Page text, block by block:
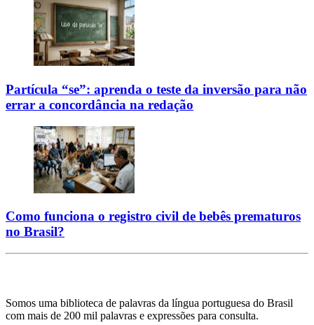
Partícula “se”: aprenda o teste da inversão para não
errar a concordância na redação
Como funciona o registro civil de bebês prematuros
no Brasil?
Somos uma biblioteca de palavras da língua portuguesa do Brasil
com mais de 200 mil palavras e expressões para consulta.